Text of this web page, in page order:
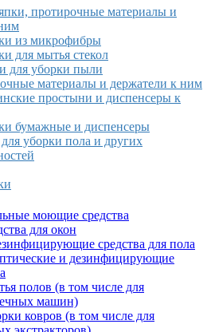
протирочные материалы и
из микрофибры
для мытья стекол
для уборки пыли
материалы и держатели к ним
простыни и диспенсеры к
бумажные и диспенсеры
уборки пола и других
моющие средства
для окон
средства для пола
и дезинфицирующие
полов (в том числе для
машин)
ковров (в том числе для